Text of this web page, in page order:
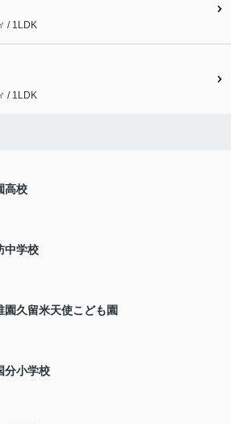
/ 1LDK
/ 1LDK
高校
中学校
園久留米天使こども園
分小学校